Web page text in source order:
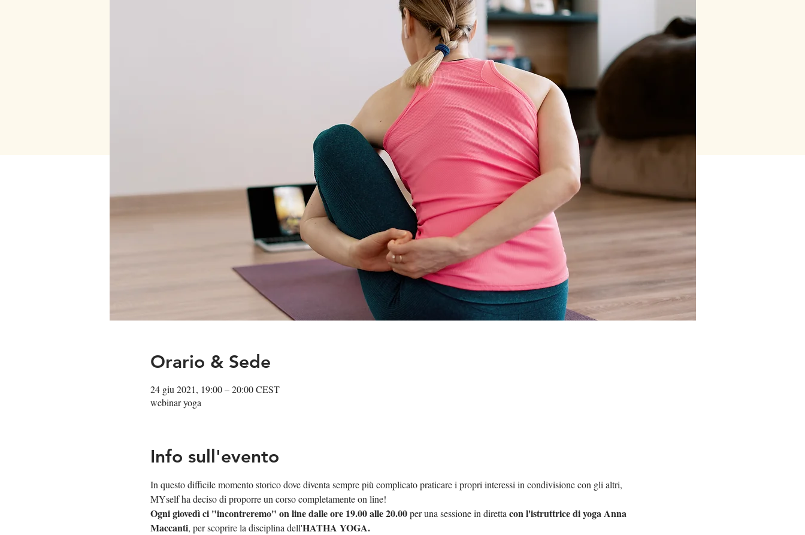
Orario & Sede
24 giu 2021, 19:00 – 20:00 CEST
webinar yoga
Info sull'evento
In questo difficile momento storico dove diventa sempre più complicato praticare i propri interessi in condivisione con gli altri,
MYself ha deciso di proporre un corso completamente on line!
Ogni giovedì ci "incontreremo" on line dalle ore 19.00 alle 20.00 per una sessione in diretta con l'istruttrice di yoga Anna
Maccanti, per scoprire la disciplina dell'HATHA YOGA.